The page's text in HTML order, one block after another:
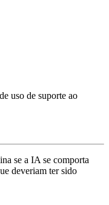
uso de suporte ao
se a IA se comporta
deveriam ter sido